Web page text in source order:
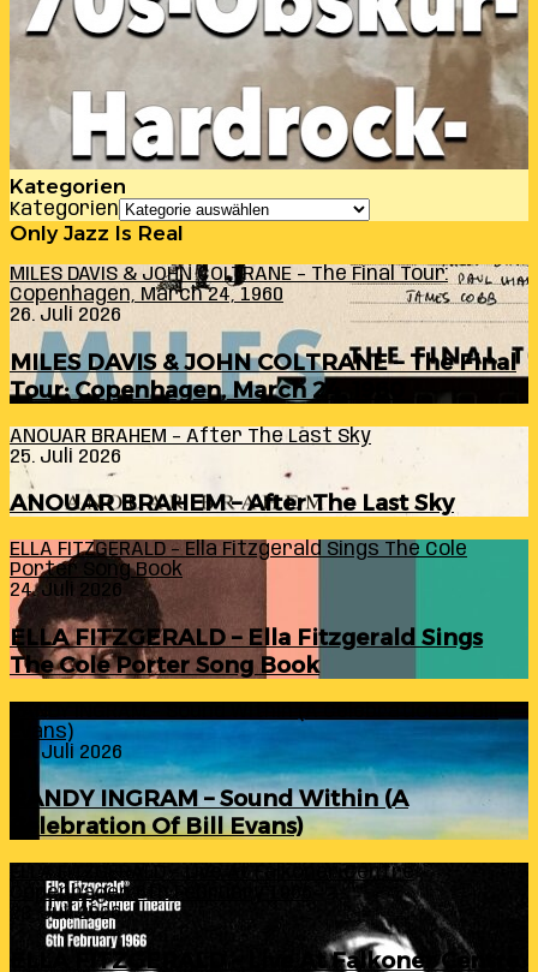
Kategorien
Kategorien
Only Jazz Is Real
MILES DAVIS & JOHN COLTRANE – The Final Tour:
Copenhagen, March 24, 1960
26. Juli 2026
MILES DAVIS & JOHN COLTRANE – The Final
Tour: Copenhagen, March 24, 1960
ANOUAR BRAHEM – After The Last Sky
25. Juli 2026
ANOUAR BRAHEM – After The Last Sky
ELLA FITZGERALD – Ella Fitzgerald Sings The Cole
Porter Song Book
24. Juli 2026
ELLA FITZGERALD – Ella Fitzgerald Sings
The Cole Porter Song Book
Evans)
24. Juli 2026
RANDY INGRAM – Sound Within (A
Celebration Of Bill Evans)
ELLA FITZGERALD – Live At Falkoner Centre
Copenhagen 6th February 1966
23. Juli 2026
ELLA FITZGERALD – Live At Falkoner Centre